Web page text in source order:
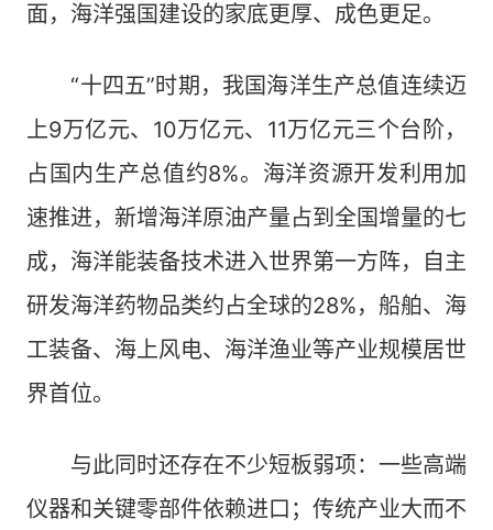
面，海洋强国建设的家底更厚、成色更足。
“十四五”时期，我国海洋生产总值连续迈
上9万亿元、10万亿元、11万亿元三个台阶，
占国内生产总值约8%。海洋资源开发利用加
速推进，新增海洋原油产量占到全国增量的七
成，海洋能装备技术进入世界第一方阵，自主
研发海洋药物品类约占全球的28%，船舶、海
工装备、海上风电、海洋渔业等产业规模居世
界首位。
与此同时还存在不少短板弱项：一些高端
仪器和关键零部件依赖进口；传统产业大而不